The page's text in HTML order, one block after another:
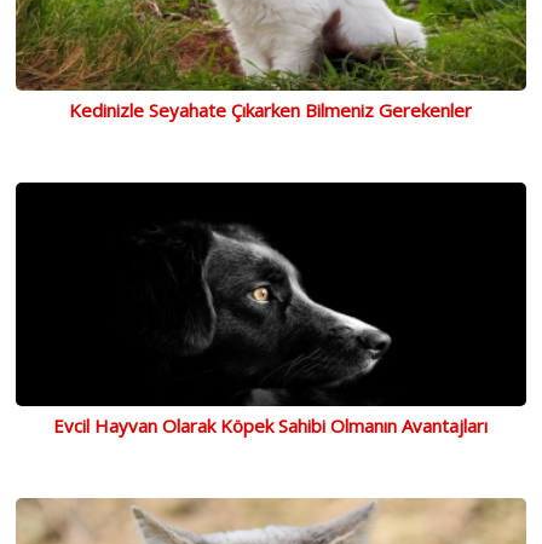
Kedinizle Seyahate Çıkarken Bilmeniz Gerekenler
Evcil Hayvan Olarak Köpek Sahibi Olmanın Avantajları